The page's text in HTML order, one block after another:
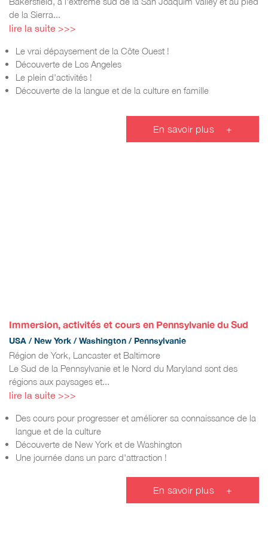
de la Sierra...
lire la suite >>>
Le vrai dépaysement de la Côte Ouest !
Découverte de Los Angeles
Le plein d'activités !
Découverte de la langue et de la culture en famille
En savoir plus +
Immersion, activités et cours en Pennsylvanie du Sud
USA / New York / Washington / Pennsylvanie
Région de York, Lancaster et Baltimore
Le Sud de la Pennsylvanie et le Nord du Maryland sont des
régions aux paysages et...
lire la suite >>>
Des cours pour progresser et améliorer sa connaissance de la
langue et de la culture
Découverte de New York et de Washington
Une journée dans un parc d'attraction !
En savoir plus +